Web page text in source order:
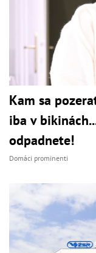
Kam sa
iba v
odpadnete!
Domáci prominenti